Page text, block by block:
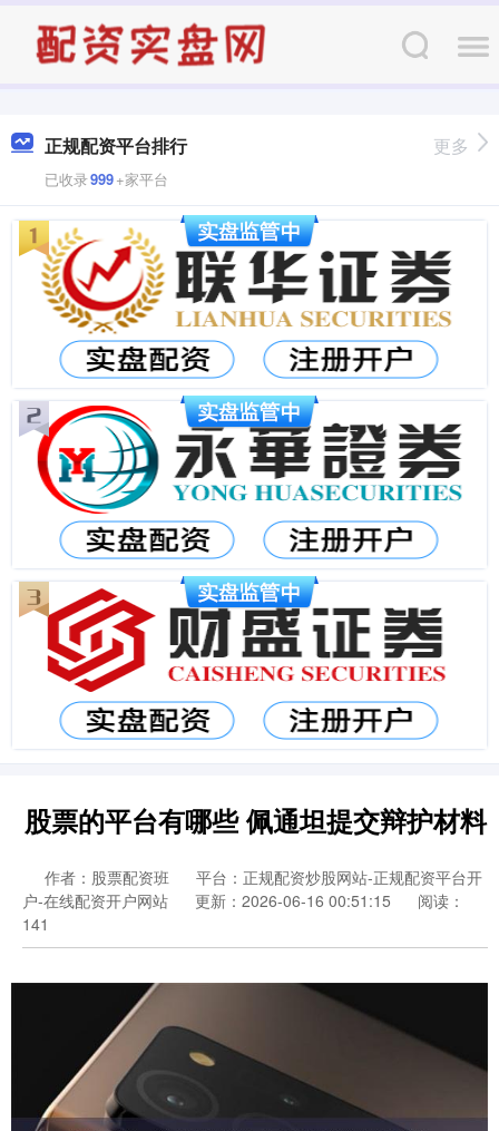
正规配资平台排行
已收录999+家平台
更多
股票的平台有哪些 佩通坦提交辩护材料
作者：股票配资班
平台：正规配资炒股网站-正规配资平台开
户-在线配资开户网站
更新：2026-06-16 00:51:15
阅读：
141